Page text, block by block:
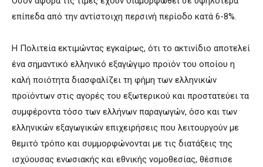
επίπεδα από την αντίστοιχη περσινή περίοδο κατά 6-8%.
Η Πολιτεία εκτιμώντας εγκαίρως, ότι το ακτινίδιο αποτελεί
ένα σημαντικό ελληνικό εξαγώγιμο προϊόν του οποίου η
καλή ποιότητα διασφαλίζει τη φήμη των ελληνικών
προϊόντων στις αγορές του εξωτερικού και προστατεύει τα
συμφέροντα τόσο των ελλήνων παραγωγών, όσο και των
ελληνικών εξαγωγικών επιχειρήσεις που λειτουργούν με
θεμιτό τρόπο και συμμορφώνονται με τις διατάξεις της
ισχύουσας ενωσιακής και εθνικής νομοθεσίας, θέσπισε